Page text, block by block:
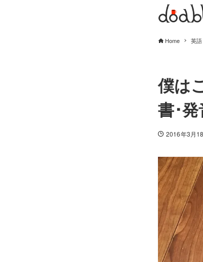
Home 英語
僕は
書･
2016年3月